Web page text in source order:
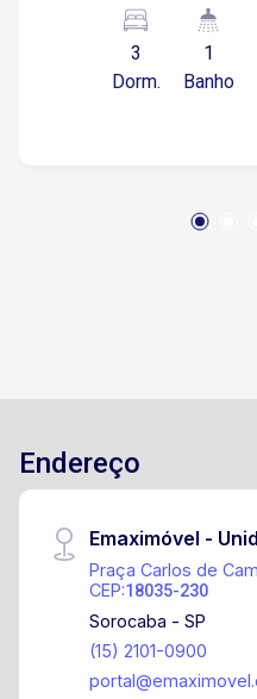
quartinho com
de serviço coberta, 2
uma coberta. Terreno
3
Dorm.
1
Banho
Endereço
Emaximóvel -
Praça Carlos de
CEP:18035-230
Sorocaba - SP
(15) 2101-0900